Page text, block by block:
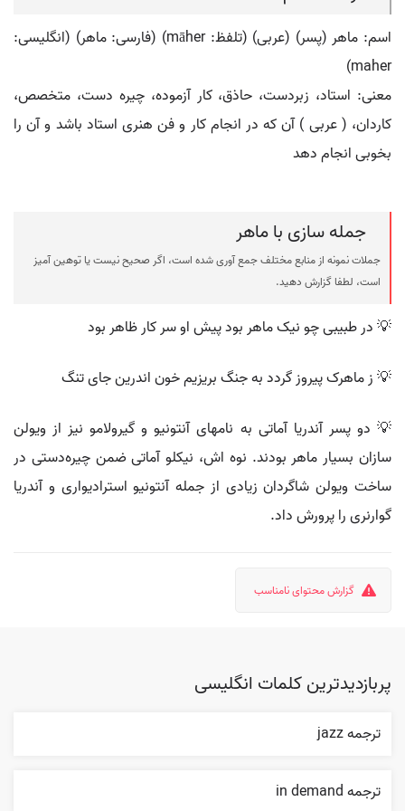
اسم: ماهر (پسر) (عربی) (تلفظ: māher) (فارسی: ماهر) (انگلیسی:
maher)
معنی: استاد، زبردست، حاذق، کار آزموده، چیره دست، متخصص،
کاردان، ( عربی ) آن که در انجام کار و فن هنری استاد باشد و آن را
بخوبی انجام دهد
جمله سازی با ماهر
جملات نمونه از منابع مختلف جمع آوری شده است، اگر صحیح نیست یا توهین آمیز
است، لطفا گزارش دهید.
💡 در طبیبی چو نیک ماهر بود پیش او سر کار ظاهر بود
💡 ز ماهرک پیروز گردد به جنگ بریزیم خون اندرین جای تنگ
💡 دو پسر آندریا آماتی به نامهای آنتونیو و گیرولامو نیز از ویولن
سازان بسیار ماهر بودند. نوه اش، نیکلو آماتی ضمن چیره‌دستی در
ساخت ویولن شاگردان زیادی از جمله آنتونیو استرادیواری و آندریا
گوارنری را پرورش داد.
گزارش محتوای نامناسب
پربازدیدترین کلمات انگلیسی
ترجمه jazz
ترجمه in demand